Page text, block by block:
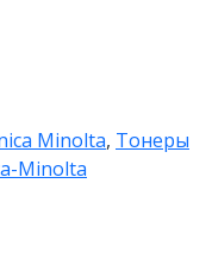
Minolta, Тонеры
Minolta